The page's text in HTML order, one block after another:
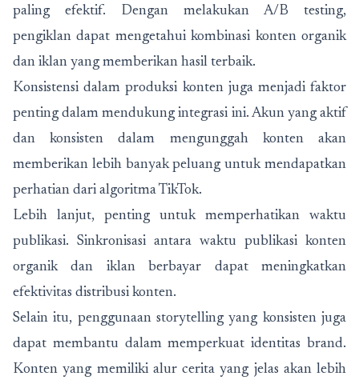
paling efektif. Dengan melakukan A/B testing,
pengiklan dapat mengetahui kombinasi konten organik
dan iklan yang memberikan hasil terbaik.
Konsistensi dalam produksi konten juga menjadi faktor
penting dalam mendukung integrasi ini. Akun yang aktif
dan konsisten dalam mengunggah konten akan
memberikan lebih banyak peluang untuk mendapatkan
perhatian dari algoritma TikTok.
Lebih lanjut, penting untuk memperhatikan waktu
publikasi. Sinkronisasi antara waktu publikasi konten
organik dan iklan berbayar dapat meningkatkan
efektivitas distribusi konten.
Selain itu, penggunaan storytelling yang konsisten juga
dapat membantu dalam memperkuat identitas brand.
Konten yang memiliki alur cerita yang jelas akan lebih